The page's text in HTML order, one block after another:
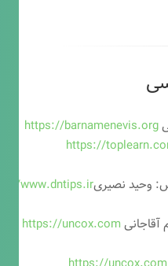
https://barnamenevis.org
https://
www.dntips.ir
https://uncox.com